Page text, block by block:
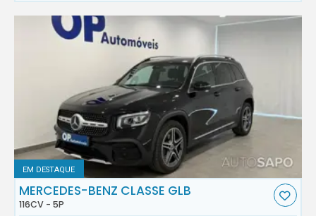
EM DESTAQUE
MERCEDES-BENZ CLASSE GLB
116CV - 5P